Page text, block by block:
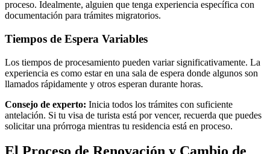
proceso. Idealmente, alguien que tenga experiencia específica con
documentación para trámites migratorios.
Tiempos de Espera Variables
Los tiempos de procesamiento pueden variar significativamente. La
experiencia es como estar en una sala de espera donde algunos son
llamados rápidamente y otros esperan durante horas.
Consejo de experto: Inicia todos los trámites con suficiente
antelación. Si tu visa de turista está por vencer, recuerda que puedes
solicitar una prórroga mientras tu residencia está en proceso.